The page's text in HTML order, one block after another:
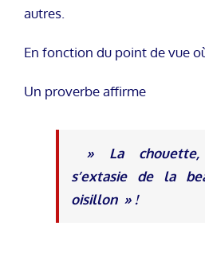
autres.
En fonction du point de vue
Un proverbe affirme
» La chouette,
s’extasie de la
oisillon » !